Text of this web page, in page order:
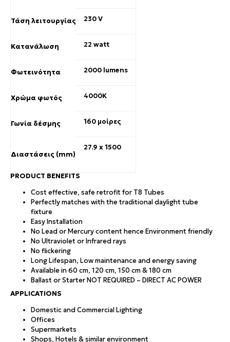
Τάση λειτουργίας 230 V
Κατανάλωση 22 watt
Φωτεινότητα 2000 lumens
Χρώμα φωτός 4000K
Γωνία δέσμης 160 μοίρες
Διαστάσεις (mm)
27.9 x 1500
PRODUCT BENEFITS
Cost effective, safe retrofit for T8 Tubes
Perfectly matches with the traditional daylight tube
fixture
Easy Installation
No Lead or Mercury content hence Environment friendly
No Ultraviolet or Infrared rays
No flickering
Long Lifespan, Low maintenance and energy saving
Available in 60 cm, 120 cm, 150 cm & 180 cm
Ballast or Starter NOT REQUIRED – DIRECT AC POWER
APPLICATIONS
Domestic and Commercial Lighting
Offices
Supermarkets
Shops, Hotels & similar environment